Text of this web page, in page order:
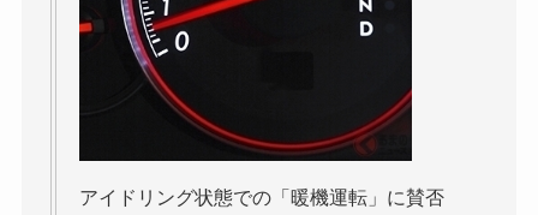
アイドリング状態での「暖機運転」に賛否